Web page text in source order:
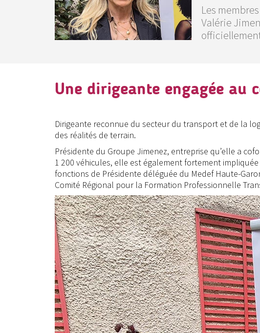
Les
Valérie
Une dirigeante engagée au
Dirigeante reconnue du secteur du transport et de la
des réalités de terrain.
Présidente du Groupe Jimenez, entreprise qu’elle a
1 200 véhicules, elle est également fortement
fonctions de Présidente déléguée du Medef Haute-
Comité Régional pour la Formation Professionnelle